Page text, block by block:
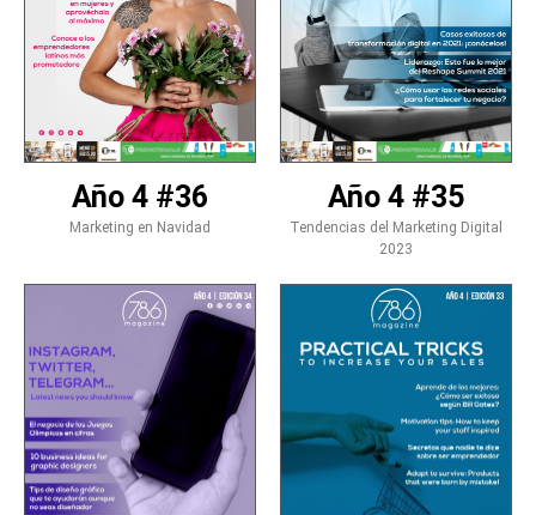
Año 4 #36
Marketing en Navidad
Año 4 #35
Tendencias del Marketing Digital
2023